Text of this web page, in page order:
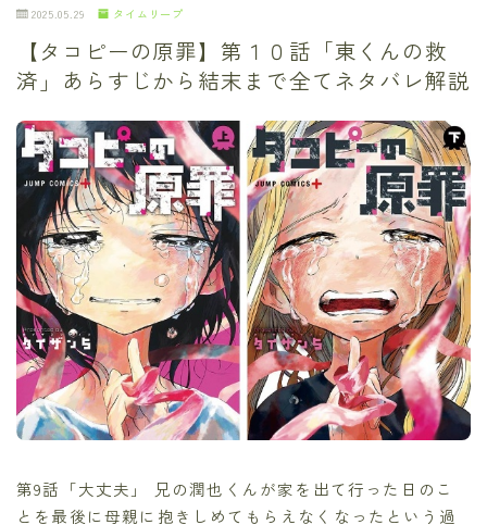
2025.05.29 タイムリープ
【タコピーの原罪】第１０話「東くんの救
済」あらすじから結末まで全てネタバレ解説
第9話「大丈夫」 兄の潤也くんが家を出て行った日のこ
とを最後に母親に抱きしめてもらえなくなったという過